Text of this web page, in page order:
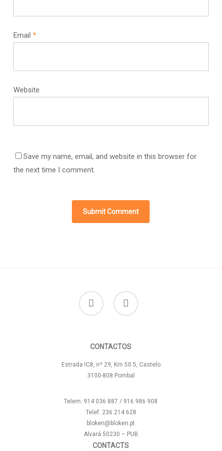
Email *
Website
Save my name, email, and website in this browser for
the next time I comment.
facebook instagram
CONTACTOS
Estrada IC8, nº 29, Km 50.5, Castelo
3100-808 Pombal
Telem. 914 036 887 / 916 986 908
Telef. 236 214 628
bloken@bloken.pt
Alvará 50230 – PUB
CONTACTS